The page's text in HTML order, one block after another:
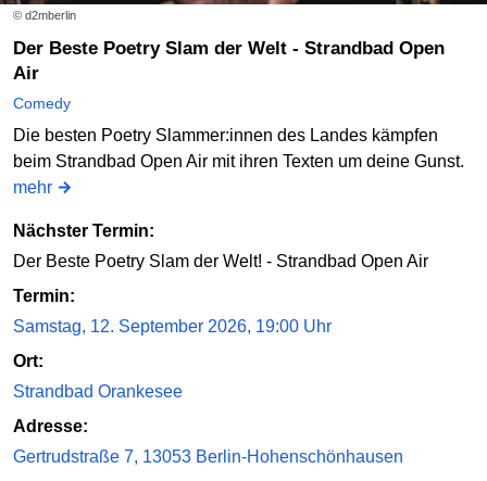
© d2mberlin
Der Beste Poetry Slam der Welt - Strandbad Open
Air
Comedy
Die besten Poetry Slammer:innen des Landes kämpfen
beim Strandbad Open Air mit ihren Texten um deine Gunst.
mehr
Nächster Termin:
Der Beste Poetry Slam der Welt! - Strandbad Open Air
Termin:
Samstag, 12. September 2026, 19:00 Uhr
Ort:
Strandbad Orankesee
Adresse:
Gertrudstraße 7, 13053 Berlin-Hohenschönhausen